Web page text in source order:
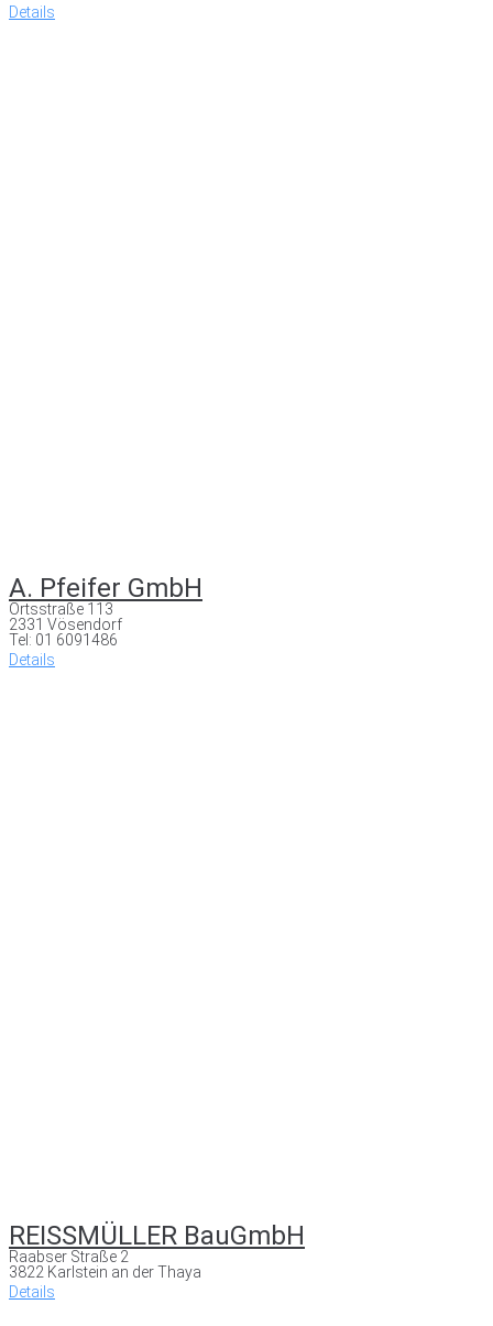
Details
A. Pfeifer GmbH
Ortsstraße 113
2331 Vösendorf
Tel: 01 6091486
Details
REISSMÜLLER BauGmbH
Raabser Straße 2
3822 Karlstein an der Thaya
Details